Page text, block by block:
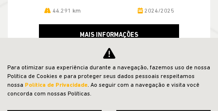
44.291 km 2024/2025
MAIS INFORMAÇÕES
VER TODOS OS VEÍCULOS RELACIONADOS
Para otimizar sua experiência durante a navegação, fazemos uso de nossa
Política de Cookies e para proteger seus dados pessoais respeitamos
nossa Política de Privacidade. Ao seguir com a navegação e visita você
concorda com nossas Políticas.